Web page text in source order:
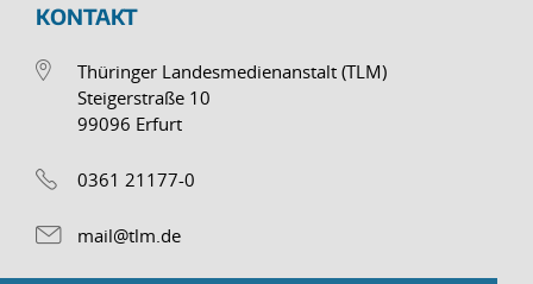
KONTAKT
Thüringer Landesmedienanstalt (TLM)
Steigerstraße 10
99096 Erfurt
0361 21177-0
mail@tlm.de